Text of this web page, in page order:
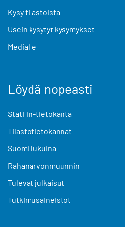
Kysy tilastoista
Usein kysytyt kysymykset
Medialle
Löydä nopeasti
StatFin-tietokanta
Tilastotietokannat
Suomi lukuina
Rahanarvonmuunnin
Tulevat julkaisut
Tutkimusaineistot